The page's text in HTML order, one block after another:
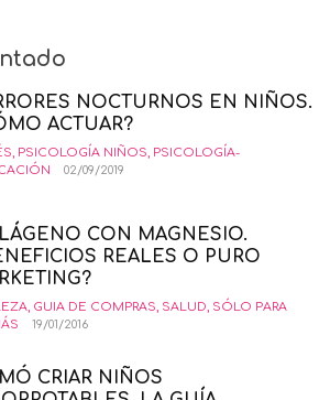
NOCTURNOS EN NIÑOS.
ACTUAR?
, PSICOLOGÍA NIÑOS, PSICOLOGÍA-
02/09/2019
CON MAGNESIO.
REALES O PURO
, GUIA DE COMPRAS, SALUD, SÓLO PARA
19/01/2016
CRIAR NIÑOS